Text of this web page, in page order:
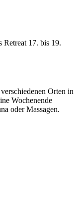
Orten in
Wochenende
oder Massagen.